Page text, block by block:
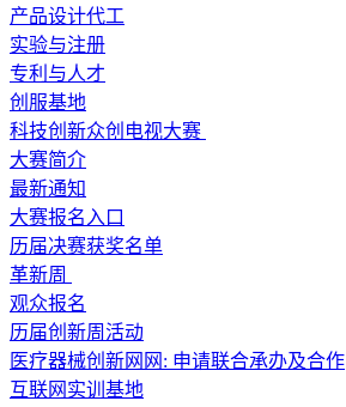
产品设计代工
实验与注册
专利与人才
创服基地
科技创新众创电视大赛
大赛简介
最新通知
大赛报名入口
历届决赛获奖名单
革新周
观众报名
历届创新周活动
医疗器械创新网网: 申请联合承办及合作
互联网实训基地